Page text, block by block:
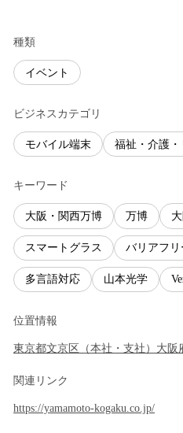
種類
イベント
ビジネスカテゴリ
モバイル端末 福祉・介護・
キーワード
大阪・関西万博 万博
スマートグラス バリアフリ
多言語対応 山本光学
位置情報
東京都文京区 （本社・支社 ） 大阪
関連リンク
https://yamamoto-kogaku.co.jp/